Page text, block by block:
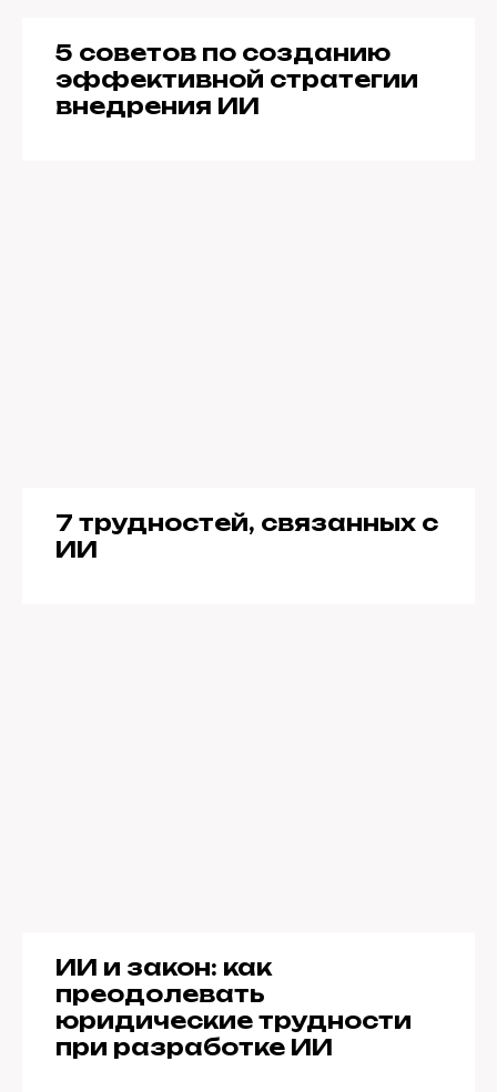
5 советов по созданию
эффективной стратегии
внедрения ИИ
7 трудностей, связанных с
ИИ
ИИ и закон: как
преодолевать
юридические трудности
при разработке ИИ